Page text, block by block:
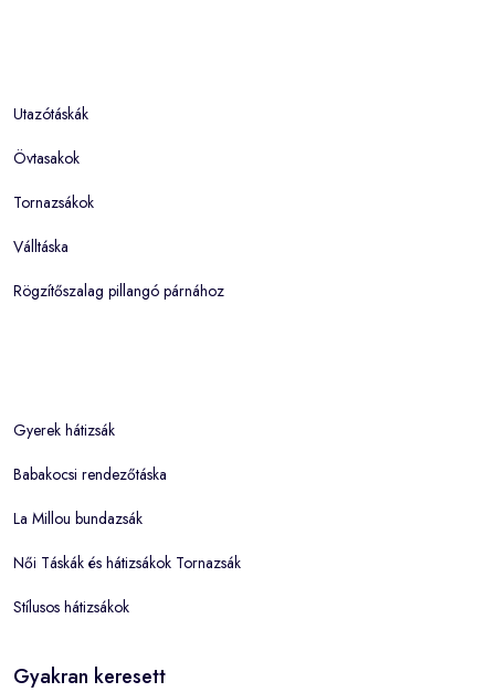
Utazótáskák
Övtasakok
Tornazsákok
Válltáska
Rögzítőszalag pillangó párnához
Gyerek hátizsák
Babakocsi rendezőtáska
La Millou bundazsák
Női Táskák és hátizsákok Tornazsák
Stílusos hátizsákok
Gyakran keresett